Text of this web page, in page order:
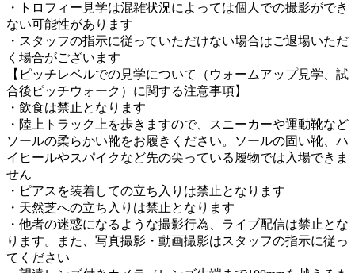
・トロフィー見学は混雑状況によっては個人での撮影ができ
ない可能性があります
・スタッフの指示に従っていただけない場合はご退場いただ
く場合がございます
【ピッチレベルでの見学について（ウォームアップ見学、試
合後ピッチウォーク）に関する注意事項】
・飲食は禁止となります
・陸上トラック上を歩きますので、スニーカーや運動靴など
ソールの柔らかい靴をお履きください。ソールの固い靴、ハ
イヒールやスパイクなど先の尖っている履物では入場できま
せん
・ピアスを装着しての立ち入りは禁止となります
・天然芝への立ち入りは禁止となります
・他者の迷惑になるような撮影行為、ライブ配信は禁止とな
ります。また、写真撮影・動画撮影はスタッフの指示に従っ
てください